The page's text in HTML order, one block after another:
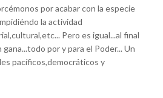
por acabar con la especie
la actividad
Pero es igual...al final
por y para el Poder... Un
pacíficos,democráticos y